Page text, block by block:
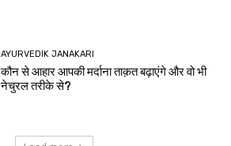
AYURVEDIK JANAKARI
कौन से आहार आपकी मर्दाना ताक़त बढ़ाएंगे और वो भी
नेचुरल तरीके से?